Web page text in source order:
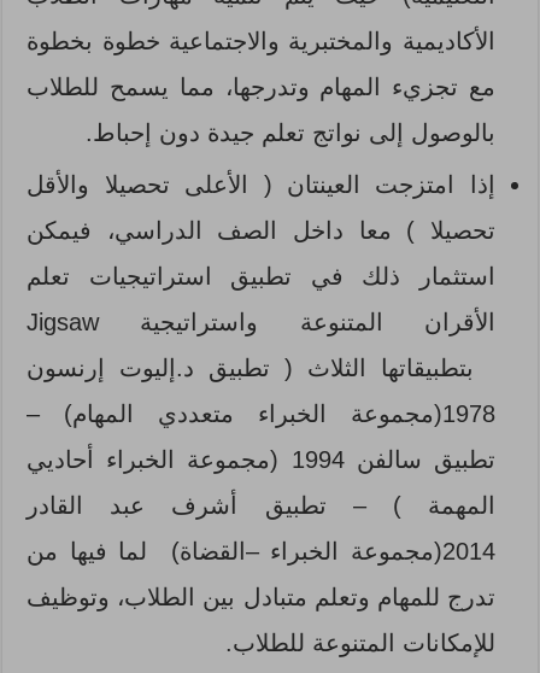
الأكاديمية والمختبرية والاجتماعية خطوة بخطوة
مع تجزيء المهام وتدرجها، مما يسمح للطلاب
بالوصول إلى نواتج تعلم جيدة دون إحباط.
إذا امتزجت العينتان ( الأعلى تحصيلا والأقل
تحصيلا ) معا داخل الصف الدراسي، فيمكن
استثمار ذلك في تطبيق استراتيجيات تعلم
الأقران المتنوعة واستراتيجية Jigsaw
بتطبيقاتها الثلاث ( تطبيق د.إليوت إرنسون
1978(مجموعة الخبراء متعددي المهام) –
تطبيق سالفن 1994 (مجموعة الخبراء أحاديي
المهمة ) – تطبيق أشرف عبد القادر
2014(مجموعة الخبراء –القضاة) لما فيها من
تدرج للمهام وتعلم متبادل بين الطلاب، وتوظيف
للإمكانات المتنوعة للطلاب.